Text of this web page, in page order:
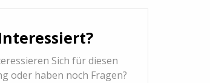
Sich für diesen
oder haben noch Fragen?